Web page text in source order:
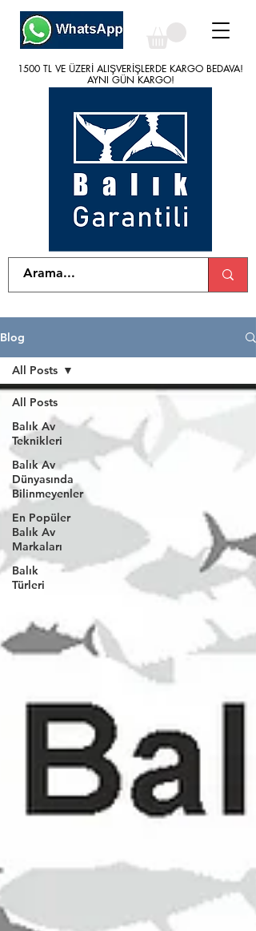
1500 TL VE ÜZERİ ALIŞVERİŞLERDE KARGO BEDAVA!
AYNI GÜN KARGO!
1500 TL VE ÜZERİ ALIŞVERİŞLERDE KARGO BEDAVA!
AYNI GÜN KARGO!
Blog
All Posts
Balık Av
Teknikleri
Balık Av
Dünyasında
Bilinmeyenler
En Popüler
Balık Av
Markaları
Balık
Türleri
All Posts